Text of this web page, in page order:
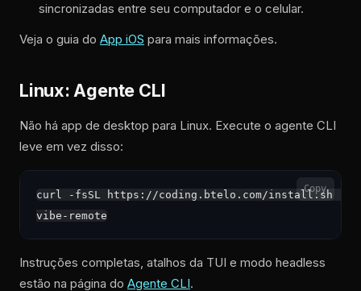
sincronizadas entre seu computador e o celular.
Veja o guia do App iOS para mais informações.
Linux: Agente CLI
Não há app de desktop para Linux. Execute o agente CLI
leve em vez disso:
curl -fsSL https://coding.btelo.com/install.sh |
Copy
Instruções completas, atalhos da TUI e modo headless
estão na página do Agente CLI.